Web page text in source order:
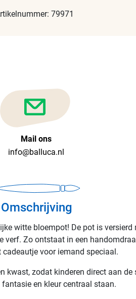
79971
Mail ons
info@balluca.nl
Omschrijving
witte bloempot! De pot is
verf. Zo ontstaat in een
voor iemand speciaal.
kwast, zodat kinderen direct aan
en kleur centraal staan.